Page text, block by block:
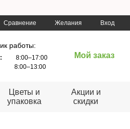
Сравнение Желания Вход
работы:
8:00–17:00
8:00–13:00
Мой заказ
Цветы и
упаковка
Акции и
скидки